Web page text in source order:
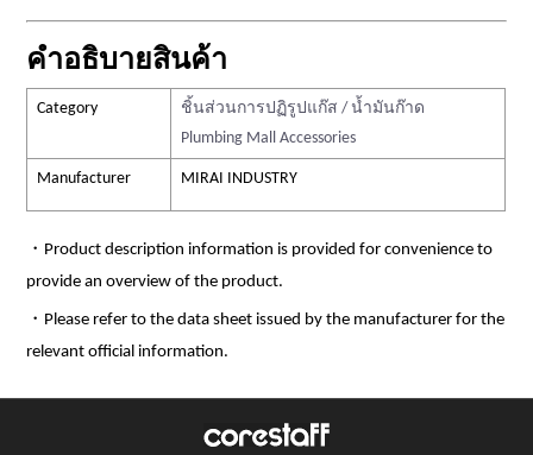
คำอธิบายสินค้า
Category
ชิ้นส่วนการปฏิรูปแก๊ส / น้ำมันก๊าด
Plumbing Mall Accessories
Manufacturer MIRAI INDUSTRY
・Product description information is provided for convenience to
provide an overview of the product.
・Please refer to the data sheet issued by the manufacturer for the
relevant official information.